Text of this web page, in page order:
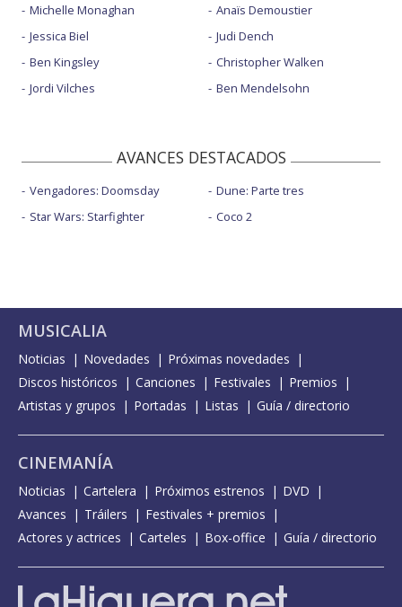
Michelle Monaghan
Jessica Biel
Ben Kingsley
Jordi Vilches
Anaïs Demoustier
Judi Dench
Christopher Walken
Ben Mendelsohn
AVANCES DESTACADOS
Vengadores: Doomsday
Star Wars: Starfighter
Dune: Parte tres
Coco 2
MUSICALIA
Noticias Novedades
Próximas novedades
Discos históricos
Canciones Festivales
Premios
Artistas y grupos
Portadas Listas Guía / directorio
CINEMANÍA
Noticias Cartelera Próximos estrenos
DVD
Avances
Tráilers
Festivales + premios
Actores y actrices
Carteles Box-office Guía / directorio